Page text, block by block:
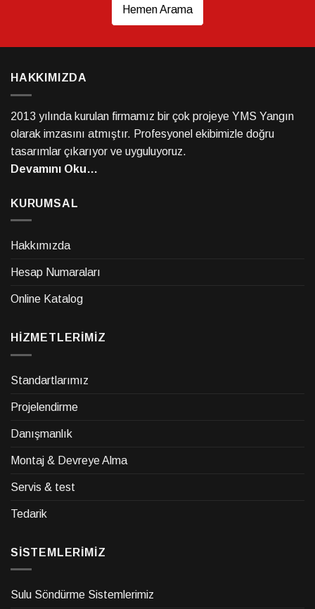
Hemen Arama
HAKKIMIZDA
2013 yılında kurulan firmamız bir çok projeye YMS Yangın
olarak imzasını atmıştır. Profesyonel ekibimizle doğru
tasarımlar çıkarıyor ve uyguluyoruz.
Devamını Oku…
KURUMSAL
Hakkımızda
Hesap Numaraları
Online Katalog
HİZMETLERİMİZ
Standartlarımız
Projelendirme
Danışmanlık
Montaj & Devreye Alma
Servis & test
Tedarik
SİSTEMLERİMİZ
Sulu Söndürme Sistemlerimiz